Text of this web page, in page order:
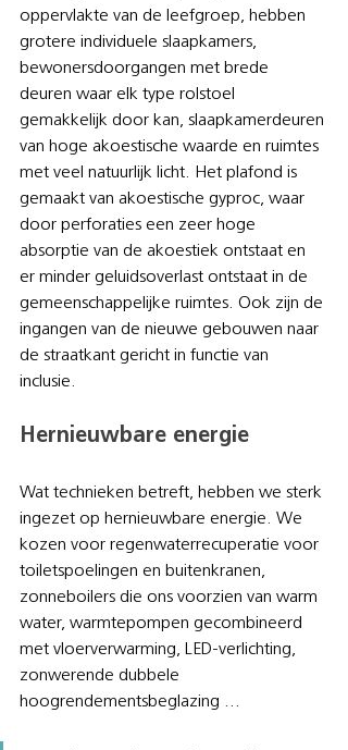
oppervlakte van de leefgroep, hebben
grotere individuele slaapkamers,
bewonersdoorgangen met brede
deuren waar elk type rolstoel
gemakkelijk door kan, slaapkamerdeuren
van hoge akoestische waarde en ruimtes
met veel natuurlijk licht. Het plafond is
gemaakt van akoestische gyproc, waar
door perforaties een zeer hoge
absorptie van de akoestiek ontstaat en
er minder geluidsoverlast ontstaat in de
gemeenschappelijke ruimtes. Ook zijn de
ingangen van de nieuwe gebouwen naar
de straatkant gericht in functie van
inclusie.
Hernieuwbare energie
Wat technieken betreft, hebben we sterk
ingezet op hernieuwbare energie. We
kozen voor regenwaterrecuperatie voor
toiletspoelingen en buitenkranen,
zonneboilers die ons voorzien van warm
water, warmtepompen gecombineerd
met vloerverwarming, LED-verlichting,
zonwerende dubbele
hoogrendementsbeglazing …